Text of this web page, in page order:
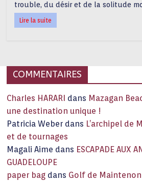
trouble, du désir et de la solitude
Lire la suite
COMMENTAIRES
Charles HARARI dans Mazagan
une destination unique !
Patricia Weber dans L’archipel de
et de tournages
Magali Aime dans ESCAPADE AUX
GUADELOUPE
paper bag dans Golf de Maintenon